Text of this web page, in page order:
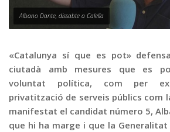
Publicitat
Contacte
Albano Dante, dissabte a Calella
«Catalunya sí que es pot»
ciutadà amb mesures que es
voluntat política, com per
privatització de serveis públics com
manifestat el candidat número 5,
que hi ha marge i que la